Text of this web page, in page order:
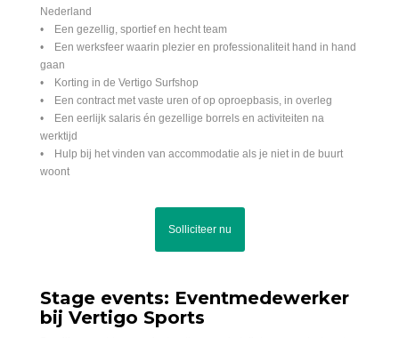
Nederland
• Een gezellig, sportief en hecht team
• Een werksfeer waarin plezier en professionaliteit hand in hand
gaan
• Korting in de Vertigo Surfshop
• Een contract met vaste uren of op oproepbasis, in overleg
• Een eerlijk salaris én gezellige borrels en activiteiten na
werktijd
• Hulp bij het vinden van accommodatie als je niet in de buurt
woont
Solliciteer nu
Stage events: Eventmedewerker
bij Vertigo Sports